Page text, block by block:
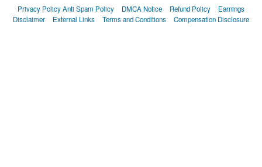
Privacy PolicyAnti Spam Policy DMCA Notice Refund Policy
Earnings
Disclaimer
External Links Terms and Conditions Compensation Disclosure